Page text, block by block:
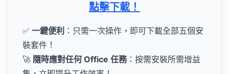
點擊下載！
✅ 一鍵便利 ：只需一次操作，即可下載全部五個安
裝套件！
🚀 隨時應對任何 Office 任務：按需安裝所需增益